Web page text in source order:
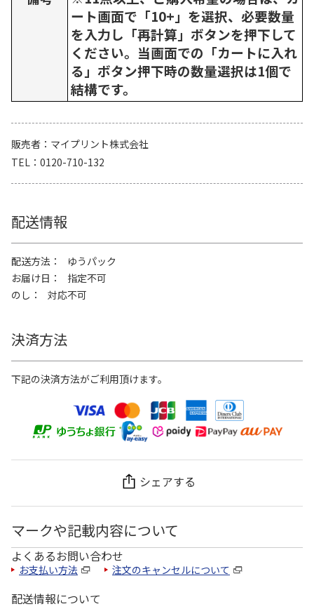
ート画面で「10+」を選択、必要数量
を入力し「再計算」ボタンを押下して
ください。当画面での「カートに入れ
る」ボタン押下時の数量選択は1個で
結構です。
販売者
マイプリント株式会社
TEL
0120-710-132
配送情報
配送方法
ゆうパック
お届け日
指定不可
のし
対応不可
決済方法
下記の決済方法がご利用頂けます。
シェアする
マークや記載内容について
よくあるお問い合わせ
お支払い方法 注文のキャンセルについて
配送情報について